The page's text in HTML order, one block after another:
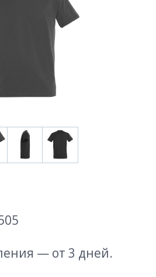
— от 3 дней.